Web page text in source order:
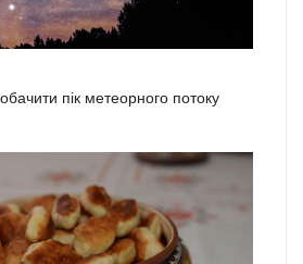
пік метеорного потоку